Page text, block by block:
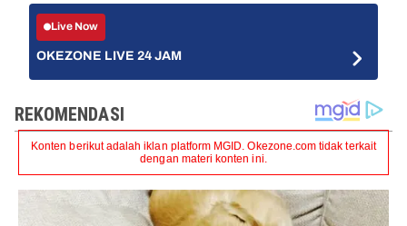
Live Now
OKEZONE LIVE 24 JAM